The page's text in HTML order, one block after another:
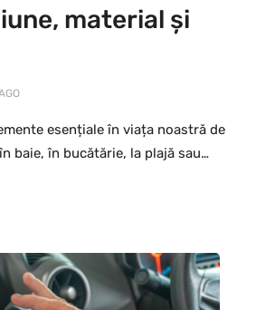
material și
esențiale în viața noastră de
baie, în bucătărie, la plajă sau…